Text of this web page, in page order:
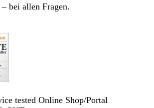
– bei allen Fragen.
tested Online Shop/Portal